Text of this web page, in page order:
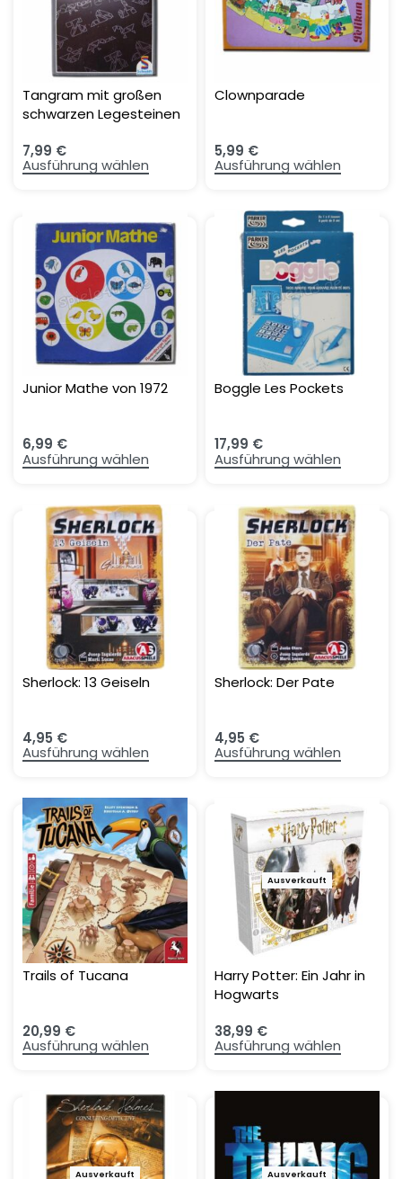
Tangram mit großen
schwarzen Legesteinen
7,99 €
Ausführung wählen
Clownparade
5,99 €
Ausführung wählen
Junior Mathe von 1972
6,99 €
Ausführung wählen
Boggle Les Pockets
17,99 €
Ausführung wählen
Sherlock: 13 Geiseln
4,95 €
Ausführung wählen
Sherlock: Der Pate
4,95 €
Ausführung wählen
Trails of Tucana
20,99 €
Ausführung wählen
Ausverkauft
Harry Potter: Ein Jahr in
Hogwarts
38,99 €
Ausführung wählen
Ausverkauft Ausverkauft